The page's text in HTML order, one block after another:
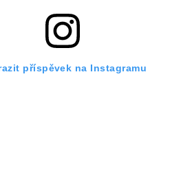
příspěvek na Instagramu